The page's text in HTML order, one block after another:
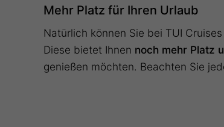
Mehr Platz für Ihren Urlaub
Natürlich können Sie bei TUI
Diese bietet Ihnen noch mehr Platz
genießen möchten. Beachten Sie